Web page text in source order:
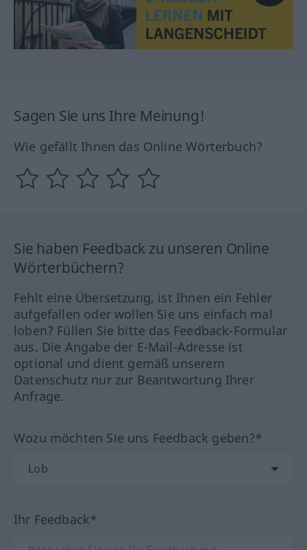
Sagen Sie uns Ihre Meinung!
Wie gefällt Ihnen das Online Wörterbuch?
Sie haben Feedback zu unseren Online
Wörterbüchern?
Fehlt eine Übersetzung, ist Ihnen ein Fehler
aufgefallen oder wollen Sie uns einfach mal
loben? Füllen Sie bitte das Feedback-Formular
aus. Die Angabe der E-Mail-Adresse ist
optional und dient gemäß unserem
Datenschutz nur zur Beantwortung Ihrer
Anfrage.
Wozu möchten Sie uns Feedback geben?*
Ihr Feedback*